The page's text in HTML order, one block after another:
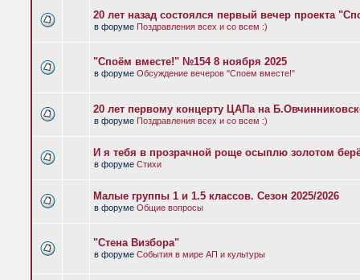
20 лет назад состоялся первый вечер проекта
в форуме Поздравления всех и со всем :)
"Споём вместе!" №154 8 ноября 2025
в форуме Обсуждение вечеров "Споем вместе!"
20 лет первому концерту ЦАПа на
в форуме Поздравления всех и со всем :)
И я тебя в прозрачной роще осыплю золотом
в форуме Стихи
Малые группы 1 и 1.5 классов. Сезон 2025/2026
в форуме Общие вопросы
"Стена Визбора"
в форуме События в мире АП и культуры